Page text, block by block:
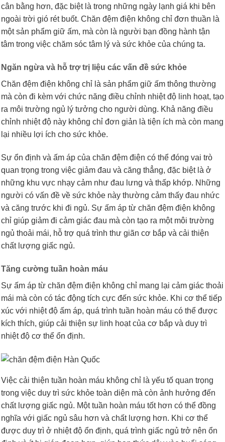
cân bằng hơn, đặc biệt là trong những ngày lạnh giá khi bên
ngoài trời gió rét buốt. Chăn đệm điện không chỉ đơn thuần là
một sản phẩm giữ ấm, mà còn là người bạn đồng hành tận
tâm trong việc chăm sóc tâm lý và sức khỏe của chúng ta.
Ngăn ngừa và hỗ trợ trị liệu các vấn đề sức khỏe
Chăn đệm điện không chỉ là sản phẩm giữ ấm thông thường
mà còn đi kèm với chức năng điều chỉnh nhiệt độ linh hoạt, tạo
ra môi trường ngủ lý tưởng cho người dùng. Khả năng điều
chỉnh nhiệt độ này không chỉ đơn giản là tiện ích mà còn mang
lại nhiều lợi ích cho sức khỏe.
Sự ổn định và ấm áp của chăn đệm điện có thể đóng vai trò
quan trọng trong việc giảm đau và căng thẳng, đặc biệt là ở
những khu vực nhạy cảm như đau lưng và thấp khớp. Những
người có vấn đề về sức khỏe này thường cảm thấy đau nhức
và căng trước khi đi ngủ. Sự ấm áp từ chăn đệm điện không
chỉ giúp giảm đi cảm giác đau mà còn tạo ra một môi trường
ngủ thoải mái, hỗ trợ quá trình thư giãn cơ bắp và cải thiện
chất lượng giấc ngủ.
Tăng cường tuần hoàn máu
Sự ấm áp từ chăn đệm điện không chỉ mang lại cảm giác thoải
mái mà còn có tác động tích cực đến sức khỏe. Khi cơ thể tiếp
xúc với nhiệt độ ấm áp, quá trình tuần hoàn máu có thể được
kích thích, giúp cải thiện sự linh hoạt của cơ bắp và duy trì
nhiệt độ cơ thể ổn định.
Việc cải thiện tuần hoàn máu không chỉ là yếu tố quan trọng
trong việc duy trì sức khỏe toàn diện mà còn ảnh hưởng đến
chất lượng giấc ngủ. Một tuần hoàn máu tốt hơn có thể đồng
nghĩa với giấc ngủ sâu hơn và chất lượng hơn. Khi cơ thể
được duy trì ở nhiệt độ ổn định, quá trình giấc ngủ trở nên ổn